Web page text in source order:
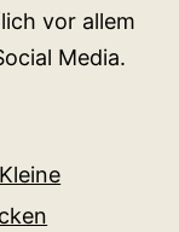
vor allem
Media.